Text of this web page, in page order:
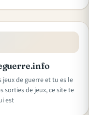
de guerre et tu es le
sorties de jeux, ce site te
est